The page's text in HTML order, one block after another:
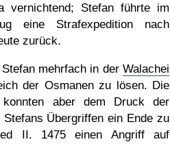
vernichtend; Stefan führte im
eine Strafexpedition nach
zurück.
mehrfach in der Walachei
der Osmanen zu lösen. Die
konnten aber dem Druck der
Übergriffen ein Ende zu
II. 1475 einen Angriff auf